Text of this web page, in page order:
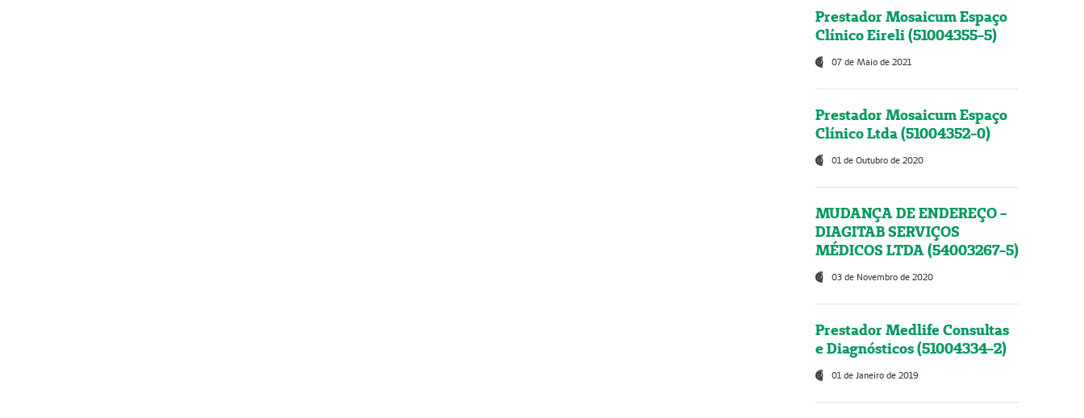
Prestador Mosaicum Espaço
Clínico Eireli (51004355-5)
07 de Maio de 2021
Prestador Mosaicum Espaço
Clínico Ltda (51004352-0)
01 de Outubro de 2020
MUDANÇA DE ENDEREÇO -
DIAGITAB SERVIÇOS
MÉDICOS LTDA (54003267-5)
03 de Novembro de 2020
Prestador Medlife Consultas
e Diagnósticos (51004334-2)
01 de Janeiro de 2019